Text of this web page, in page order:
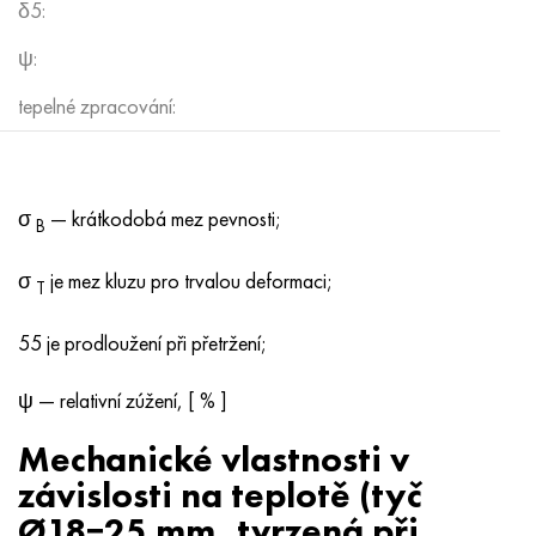
δ5:
ψ:
tepelné zpracování:
σ B — krátkodobá mez pevnosti;
σ T je mez kluzu pro trvalou deformaci;
55 je prodloužení při přetržení;
ψ — relativní zúžení, [ % ]
Mechanické vlastnosti v
závislosti na teplotě (tyč